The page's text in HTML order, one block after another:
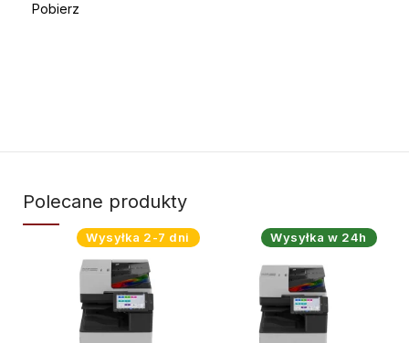
Pobierz
Polecane produkty
Wysyłka 2-7 dni Wysyłka w 24h